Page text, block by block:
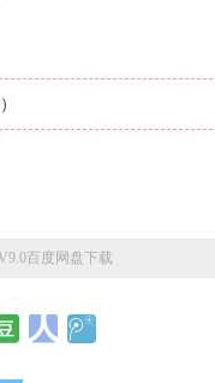
百度网盘下载